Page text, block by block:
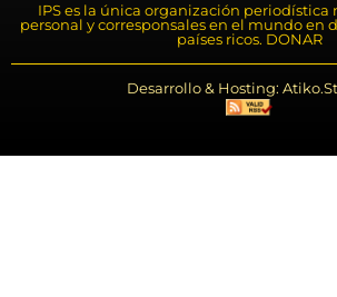
IPS es la única organización
personal y corresponsales en el mundo en
países ricos. DONAR
Desarrollo & Hosting: